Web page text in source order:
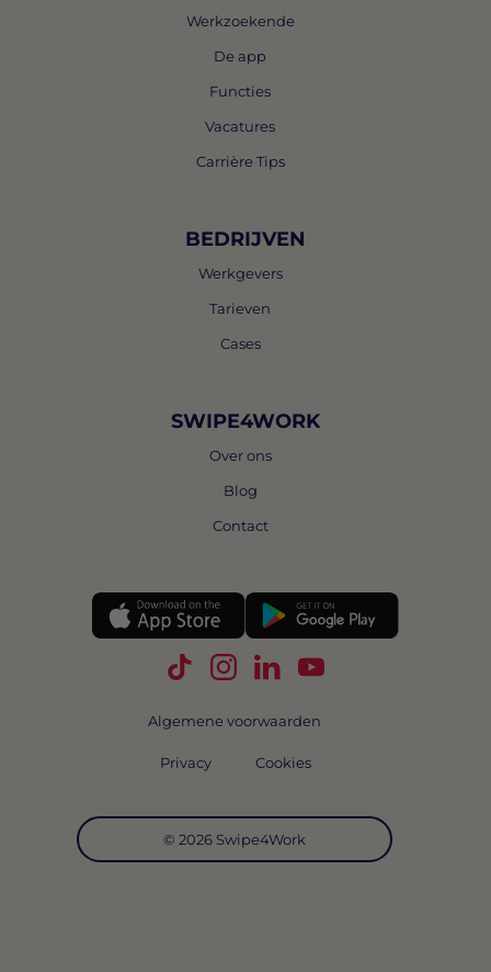
Werkzoekende
De app
Functies
Vacatures
Carrière Tips
BEDRIJVEN
Werkgevers
Tarieven
Cases
SWIPE4WORK
Over ons
Blog
Contact
Volg Swipe4Work op TikTok
Volg Swipe4Work op
Volg Swipe4Work op
Volg Swipe4Work
© 2026 Swipe4Work
Algemene voorwaarden
Privacy Cookies